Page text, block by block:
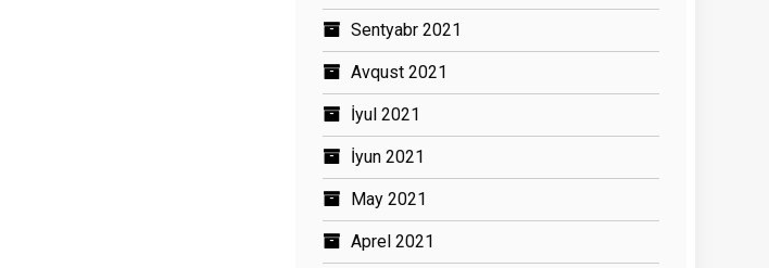
Sentyabr 2021
Avqust 2021
İyul 2021
İyun 2021
May 2021
Aprel 2021